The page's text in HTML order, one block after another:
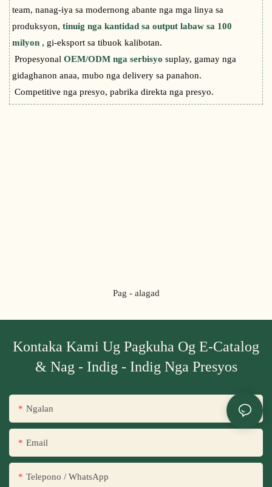
team, nanag-iya sa modernong abante nga mga linya sa
produksyon,tinuig nga kantidad sa output labaw sa 100
milyon , gi-eksport sa tibuok kalibotan.
PropesyonalOEM/ODM nga serbisyosuplay, gamay nga
gidaghanon anaa, mubo nga delivery sa panahon.
Competitive nga presyo, pabrika direkta nga presyo.
Pag - alagad
Kontaka Kami Ug Pagkuha Og E-Catalog
& Nag - Indig - Indig Nga Presyos
Ngalan
Email
Telepono / WhatsApp